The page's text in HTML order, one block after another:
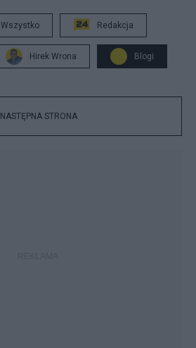
Wszystko Redakcja
Hirek Wrona Blogi
NASTĘPNA STRONA